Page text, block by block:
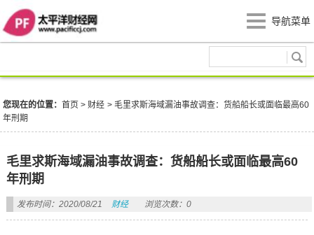
导航菜单
您现在的位置：首页 > 财经 >毛里求斯海域漏油事故调查：货船船长或面临最高60
年刑期
毛里求斯海域漏油事故调查：货船船长或面临最高60
年刑期
发布时间：2020/08/21 财经 浏览次数：0